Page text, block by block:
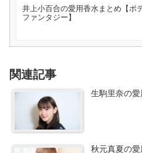
井上小百合の愛用香水まとめ【ボ
ファンタジー】
関連記事
生駒里奈の愛
秋元真夏の愛